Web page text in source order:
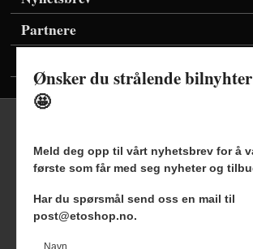
Partnere
Frakt Kjøpsbetingelser Sikkerhet
Nyhetsbrev Blogg
Ønsker du strålende
🤩
Meld deg opp til vårt nyhetsbrev for å
første som får med seg nyheter og
Har du spørsmål send oss en mail til
post@etoshop.no.
Navn